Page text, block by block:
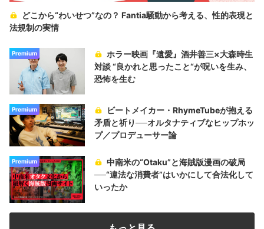
どこから“わいせつ”なの？ Fantia騒動から考える、性的表現と
法規制の実情
Premium
ホラー映画『遺愛』酒井善三×大森時生
対談 “良かれと思ったこと“が呪いを生み、
恐怖を生む
Premium
ビートメイカー・RhymeTubeが抱える
矛盾と祈り──オルタナティブなヒップホッ
プ／プロデューサー論
Premium
中南米の“Otaku”と海賊版漫画の破局
──“違法な消費者”はいかにして合法化して
いったか